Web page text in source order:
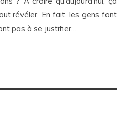
révéler. En fait, les gens font
pas à se justifier…